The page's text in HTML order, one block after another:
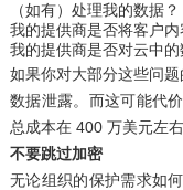
（如有）处理我的数据？
我的提供商是否将客户
我的提供商是否对云中
如果你对大部分这些问
数据泄露。而这可能代
总成本在 400 万美元左右
不要跳过加密
无论组织的保护需求如